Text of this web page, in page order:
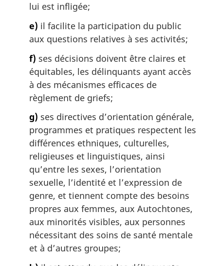
lui est infligée;
e) il facilite la participation du public
aux questions relatives à ses activités;
f) ses décisions doivent être claires et
équitables, les délinquants ayant accès
à des mécanismes efficaces de
règlement de griefs;
g) ses directives d’orientation générale,
programmes et pratiques respectent les
différences ethniques, culturelles,
religieuses et linguistiques, ainsi
qu’entre les sexes, l’orientation
sexuelle, l’identité et l’expression de
genre, et tiennent compte des besoins
propres aux femmes, aux Autochtones,
aux minorités visibles, aux personnes
nécessitant des soins de santé mentale
et à d’autres groupes;